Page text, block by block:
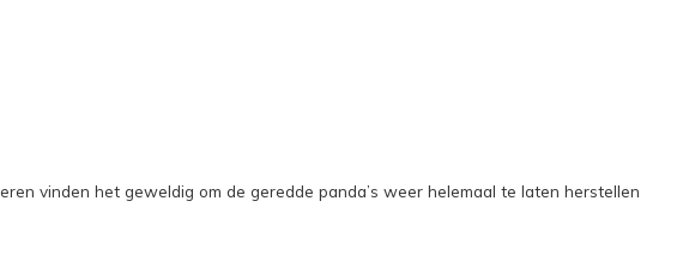
vinden het geweldig om de geredde panda’s weer helemaal te laten herstellen